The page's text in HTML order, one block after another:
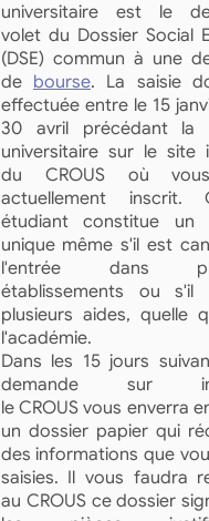
universitaire est le
volet du Dossier Social
(DSE) commun à une
de bourse. La saisie
effectuée entre le 15
30 avril précédant la
universitaire sur le site
du CROUS où
actuellement inscrit.
étudiant constitue un
unique même s'il est
l'entrée dans
établissements ou s'il
plusieurs aides, quelle
l'académie.
Dans les 15 jours
demande sur
le CROUS vous enverra
un dossier papier qui
des informations que
saisies. Il vous faudra
au CROUS ce dossier